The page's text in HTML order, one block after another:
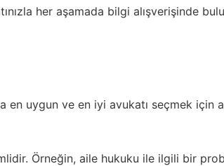
her aşamada bilgi alışverişinde
en uygun ve en iyi avukatı seçmek
Örneğin, aile hukuku ile ilgili bir